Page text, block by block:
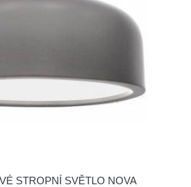
STROPNÍ SVĚTLO NOVA